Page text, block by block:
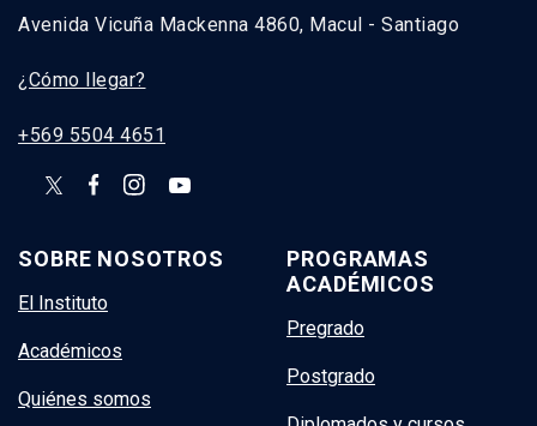
Avenida Vicuña Mackenna 4860, Macul - Santiago
¿Cómo llegar?
+569 5504 4651
SOBRE NOSOTROS
El Instituto
Académicos
Quiénes somos
PROGRAMAS
ACADÉMICOS
Pregrado
Postgrado